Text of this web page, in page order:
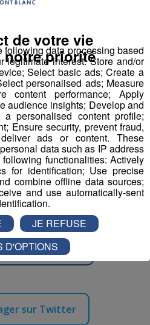
restauration H-F
de restaurant
contrôle et qualité
métaux
sur Facebook
sur Twitter
following data processing based
legitimate interest: Store and/or
Select basic ads; Create a
personalised ads; Measure
content performance; Apply
audience insights; Develop and
personalised content profile;
Ensure security, prevent fraud,
ads or content. These
data such as IP address
functionalities: Actively
for identification; Use precise
combine offline data sources;
and use automatically-sent
de votre vie
notre priorité
JE REFUSE
D'OPTIONS